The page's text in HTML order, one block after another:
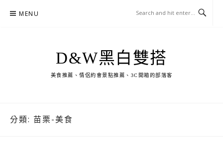
MENU
D&W黑白雙搭
美食推薦、情侶約會景點推薦、3C開箱的部落客
分類: 苗栗-美食